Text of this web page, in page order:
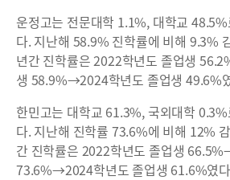
운정고는 전문대학 1.1%, 대학교
다. 지난해 58.9% 진학률에 비해 9.3%
년간 진학률은 2022학년도 졸업생
생 58.9%→2024학년도 졸업생 49.6%
한민고는 대학교 61.3%, 국외대학
다. 지난해 진학률 73.6%에 비해 12%
간 진학률은 2022학년도 졸업생
73.6%→2024학년도 졸업생 61.6%였